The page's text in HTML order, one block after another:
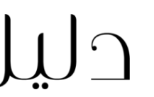
المحتوى